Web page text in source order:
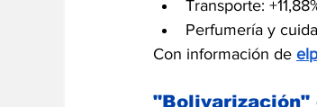
Transporte:
Perfumería y
Con información de
"Bolivarización"